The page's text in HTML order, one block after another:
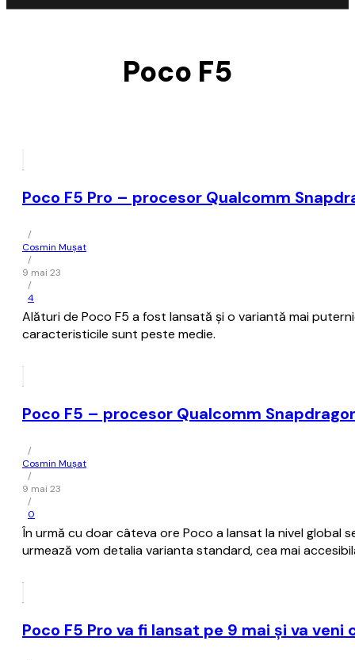
Poco F5
Poco F5 Pro – procesor Qualcomm
/
Cosmin Mușat
/
9 mai 23
/
4
Alături de Poco F5 a fost lansată şi o variantă mai
caracteristicile sunt peste medie.
Poco F5 – procesor Qualcomm
/
Cosmin Mușat
/
9 mai 23
/
0
În urmă cu doar câteva ore Poco a lansat la nivel global
urmează vom detalia varianta standard, cea mai
Poco F5 Pro va fi lansat pe 9 mai şi va